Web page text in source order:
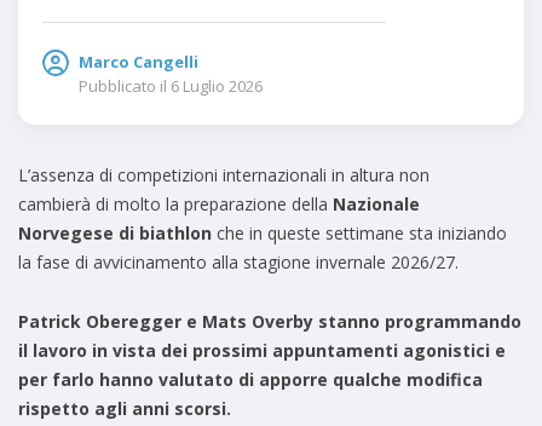
Marco Cangelli
Pubblicato il 6 Luglio 2026
L’assenza di competizioni internazionali in altura non
cambierà di molto la preparazione della Nazionale
Norvegese di biathlon che in queste settimane sta iniziando
la fase di avvicinamento alla stagione invernale 2026/27.
Patrick Oberegger e Mats Overby stanno programmando
il lavoro in vista dei prossimi appuntamenti agonistici e
per farlo hanno valutato di apporre qualche modifica
rispetto agli anni scorsi.